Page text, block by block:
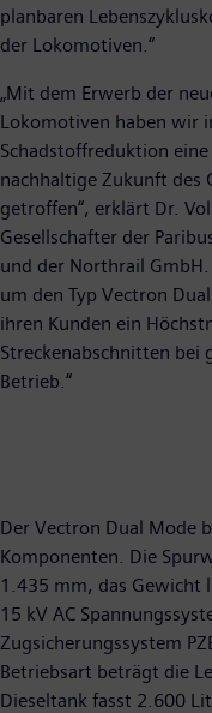
planbaren
der Lokomotiven.“
„Mit dem Erwerb der
Lokomotiven haben wir
Schadstoffreduktion
nachhaltige Zukunft des
getroffen“, erklärt Dr.
Gesellschafter der
und der Northrail
um den Typ Vectron
ihren Kunden ein
Streckenabschnitten bei
Betrieb.“
Der Vectron Dual Mode
Komponenten. Die
1.435 mm, das Gewicht
15 kV AC
Zugsicherungssystem
Betriebsart beträgt die
Dieseltank fasst 2.600